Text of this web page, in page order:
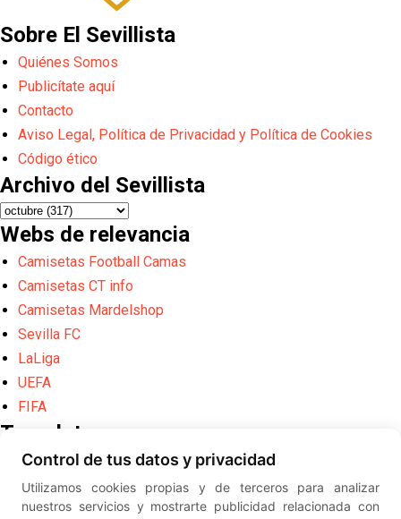
Sobre El Sevillista
Quiénes Somos
Publicítate aquí
Contacto
Aviso Legal, Política de Privacidad y Política de Cookies
Código ético
Archivo del Sevillista
Webs de relevancia
Camisetas Football Camas
Camisetas CT info
Camisetas Mardelshop
Sevilla FC
LaLiga
UEFA
FIFA
Translate
Powered by
Translate
Diseño web creado por Erick
Control de tus datos y privacidad
Utilizamos cookies propias y de terceros para analizar
nuestros servicios y mostrarte publicidad relacionada con